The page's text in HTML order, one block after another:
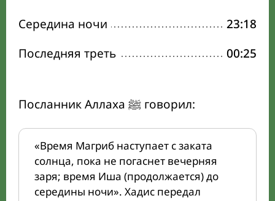
Середина ночи
23:18
Последняя треть
00:25
Посланник Аллаха ﷺ говорил:
«Время Магриб наступает с заката
солнца, пока не погаснет вечерняя
заря; время Иша (продолжается) до
середины ночи». Хадис передал